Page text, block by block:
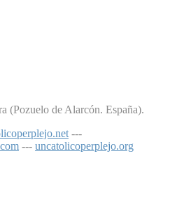
(Pozuelo de Alarcón. España).
---
--- uncatolicoperplejo.org